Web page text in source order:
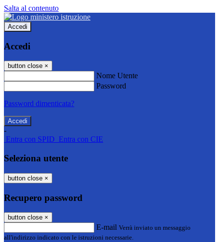
Salta al contenuto
Accedi
Accedi
button close ×
Nome Utente
Password
Password dimenticata?
-
Entra con SPID Entra con CIE
Seleziona utente
button close ×
Recupero password
button close ×
E-mail Verrà inviato un messaggio
all'indirizzo indicato con le istruzioni necessarie.